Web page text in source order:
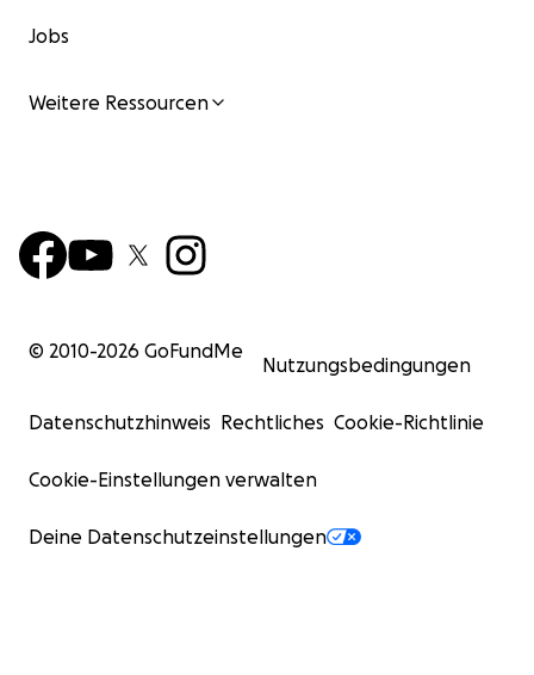
Jobs
Weitere Ressourcen
© 2010-2026 GoFundMe
Nutzungsbedingungen
Datenschutzhinweis Rechtliches Cookie-Richtlinie
Cookie-Einstellungen verwalten
Deine Datenschutzeinstellungen